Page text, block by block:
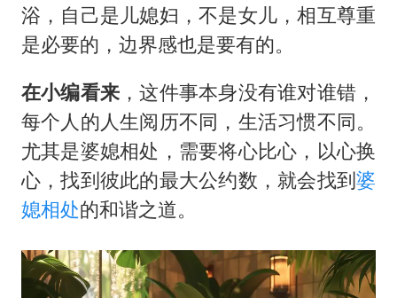
浴，自己是儿媳妇，不是女儿，相互尊重
是必要的，边界感也是要有的。
在小编看来 ，这件事本身没有谁对谁错，
每个人的人生阅历不同，生活习惯不同。
尤其是婆媳相处，需要将心比心，以心换
心，找到彼此的最大公约数，就会找到婆
媳相处的和谐之道。